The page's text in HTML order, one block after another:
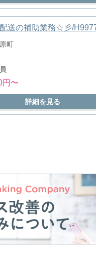
配送の補助業務☆彡/
町
円〜
詳細を見る